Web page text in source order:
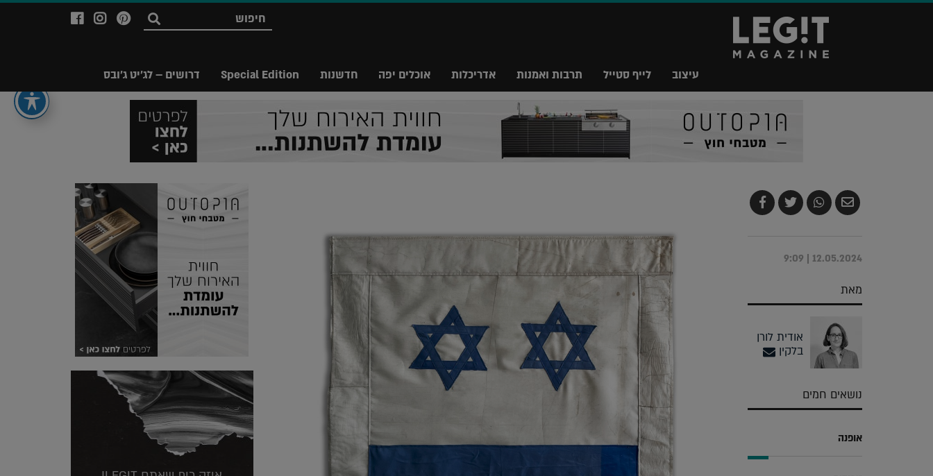
עיצוב לייף סטייל תרבות ואמנות אדריכלות אוכלים יפה חדשנות Special Edition דרושים – לג'יט ג'ובס
חפש
לעמוד
של
לעמוד
לג'יט
Legit
שלח
בדואר
שתף
ב-
צייץ
ב-
שתף
ב-
12.05.2024 | 9:09
מאת
אודית לורן
בלקין
נושאים חמים
אופנה